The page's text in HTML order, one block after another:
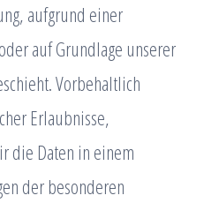
aufgrund einer
auf Grundlage unserer
Vorbehaltlich
Erlaubnisse,
die Daten in einem
der besonderen